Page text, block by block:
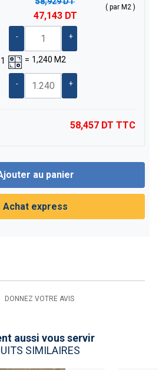
47,143 DT
( par M2 )
- +
1 = 1,240 M2
- +
58,457 DT TTC
au panier
Achat express
DONNEZ VOTRE AVIS
aussi vous servir
SIMILAIRES